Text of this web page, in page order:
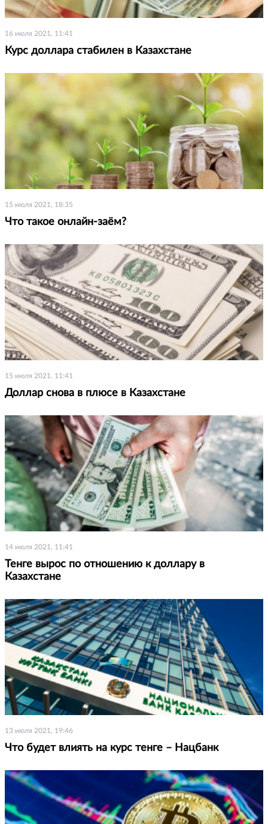
16 июля 2021, 11:41
Курс доллара стабилен в Казахстане
15 июля 2021, 18:35
Что такое онлайн-заём?
15 июля 2021, 11:41
Доллар снова в плюсе в Казахстане
14 июля 2021, 11:41
Тенге вырос по отношению к доллару в
Казахстане
13 июля 2021, 19:46
Что будет влиять на курс тенге – Нацбанк